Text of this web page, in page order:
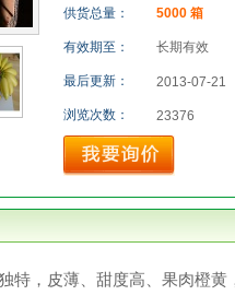
供货总量： 5000 箱
有效期至： 长期有效
最后更新： 2013-07-21
浏览次数： 23376
，皮薄、甜度高、果肉橙黄